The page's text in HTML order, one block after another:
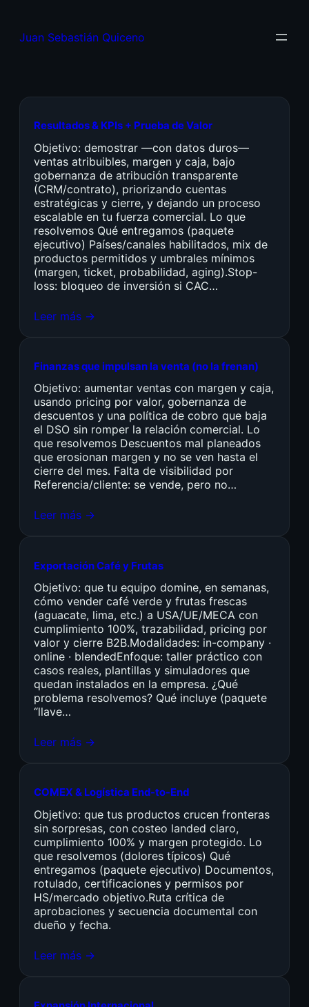
Juan Sebastián Quiceno
Resultados & KPIs + Prueba de Valor
Objetivo: demostrar —con datos duros—
ventas atribuibles, margen y caja, bajo
gobernanza de atribución transparente
(CRM/contrato), priorizando cuentas
estratégicas y cierre, y dejando un proceso
escalable en tu fuerza comercial. Lo que
resolvemos Qué entregamos (paquete
ejecutivo) Países/canales habilitados, mix de
productos permitidos y umbrales mínimos
(margen, ticket, probabilidad, aging).Stop-
loss: bloqueo de inversión si CAC…
Leer más →
Finanzas que impulsan la venta (no la frenan)
Objetivo: aumentar ventas con margen y caja,
usando pricing por valor, gobernanza de
descuentos y una política de cobro que baja
el DSO sin romper la relación comercial. Lo
que resolvemos Descuentos mal planeados
que erosionan margen y no se ven hasta el
cierre del mes. Falta de visibilidad por
Referencia/cliente: se vende, pero no…
Leer más →
Exportación Café y Frutas
Objetivo: que tu equipo domine, en semanas,
cómo vender café verde y frutas frescas
(aguacate, lima, etc.) a USA/UE/MECA con
cumplimiento 100%, trazabilidad, pricing por
valor y cierre B2B.Modalidades: in-company ·
online · blendedEnfoque: taller práctico con
casos reales, plantillas y simuladores que
quedan instalados en la empresa. ¿Qué
problema resolvemos? Qué incluye (paquete
“llave…
Leer más →
COMEX & Logística End-to-End
Objetivo: que tus productos crucen fronteras
sin sorpresas, con costeo landed claro,
cumplimiento 100% y margen protegido. Lo
que resolvemos (dolores típicos) Qué
entregamos (paquete ejecutivo) Documentos,
rotulado, certificaciones y permisos por
HS/mercado objetivo.Ruta crítica de
aprobaciones y secuencia documental con
dueño y fecha.
Leer más →